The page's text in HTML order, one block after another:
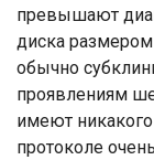
превышают
диска
обычно
проявлениям
имеют
протоколе